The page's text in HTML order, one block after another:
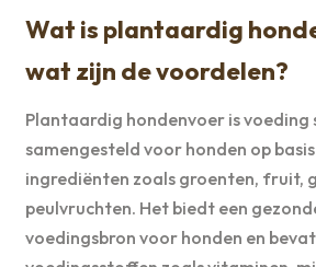
Wat is plantaardig
wat zijn de voordelen?
Plantaardig hondenvoer is voeding
samengesteld voor honden op
ingrediënten zoals groenten, fruit,
peulvruchten. Het biedt een
voedingsbron voor honden en